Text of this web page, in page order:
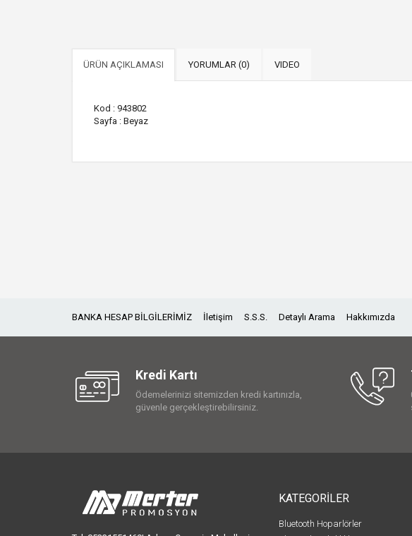
ÜRÜN AÇIKLAMASI YORUMLAR (0) VIDEO
Kod : 943802
Sayfa : Beyaz
BANKA HESAP BİLGİLERİMİZ İletişim S.S.S. Detaylı Arama Hakkımızda
Kredi Kartı
Ödemelerinizi sitemizden kredi kartınızla,
güvenle gerçekleştirebilirsiniz.
KATEGORİLER
Bluetooth Hoparlörler